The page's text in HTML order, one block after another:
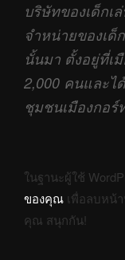
บริษัทของเด็กเ
จำหน่ายของเ
นั้นมา ตั้งอยู่ที่เ
2,000 คนและไ
ชุมชนเมืองกอร์
ในฐานะผู้ใช้
ของคุณ เพื่อลบหน้
คุณ สนุกกัน!